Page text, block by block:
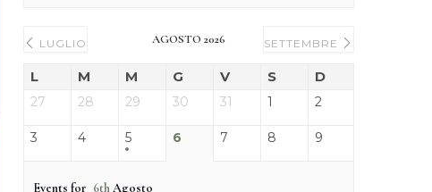
LUGLIO AGOSTO 2026 SETTEMBRE
L M M G V S D
27 28 29 30 31 1 2
3 4 5 6 7 8 9
Events for 6thAgosto